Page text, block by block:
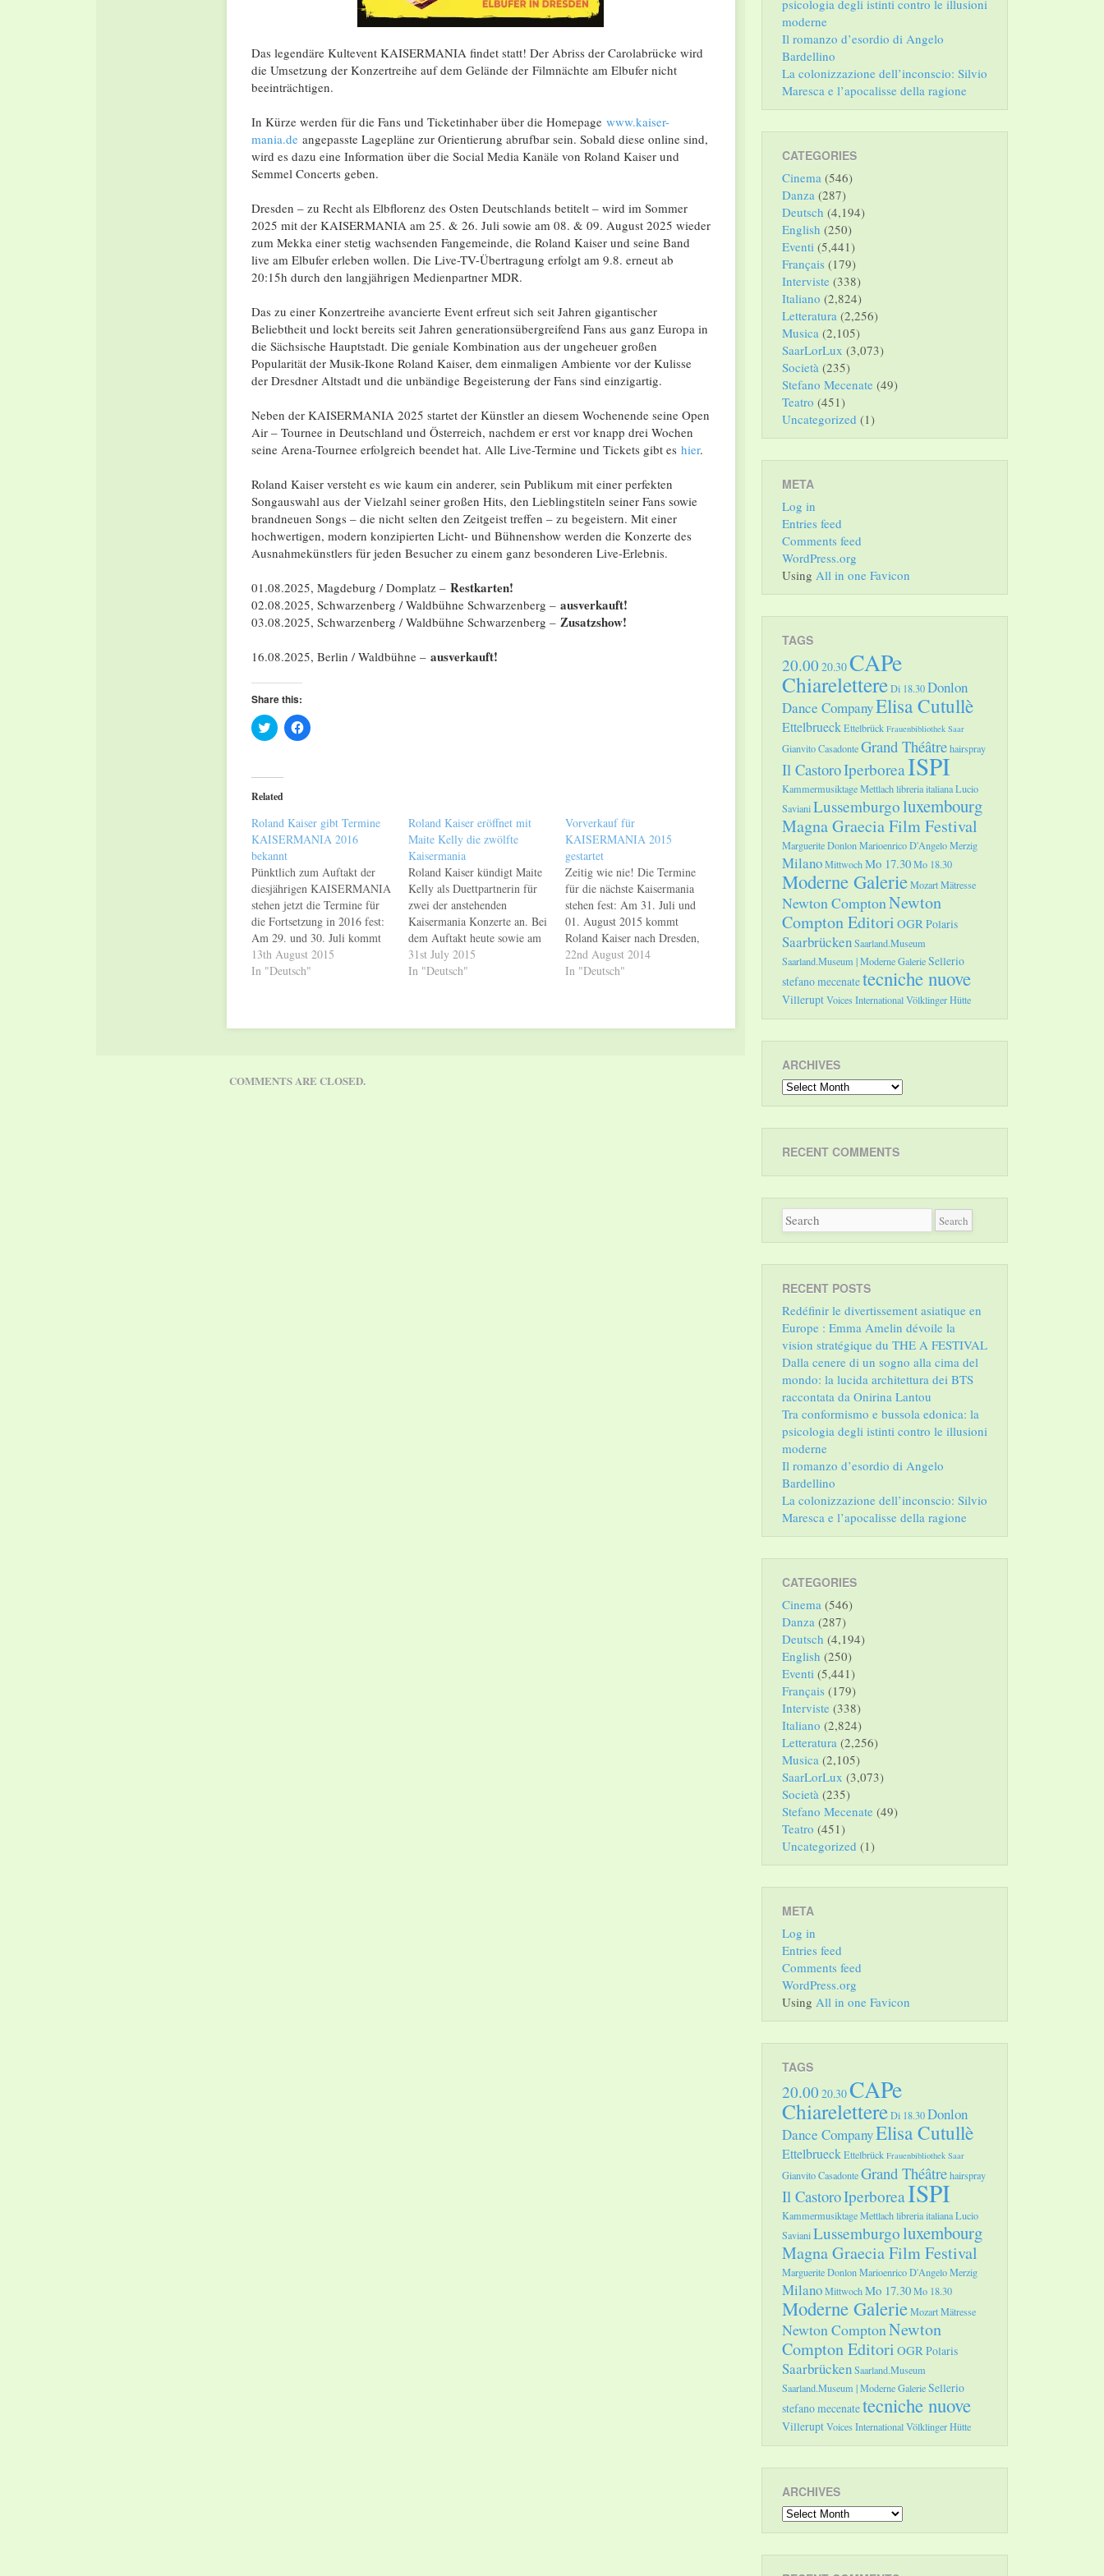
Das legendäre Kultevent KAISERMANIA findet statt! Der Abriss der Carolabrücke wird
die Umsetzung der Konzertreihe auf dem Gelände der Filmnächte am Elbufer nicht
beeinträchtigen.
In Kürze werden für die Fans und Ticketinhaber über die Homepage www.kaiser-
mania.deangepasste Lagepläne zur Orientierung abrufbar sein. Sobald diese online sind,
wird es dazu eine Information über die Social Media Kanäle von Roland Kaiser und
Semmel Concerts geben.
Dresden – zu Recht als Elbflorenz des Osten Deutschlands betitelt – wird im Sommer
2025 mit der KAISERMANIA am 25. & 26. Juli sowie am 08. & 09. August 2025 wieder
zum Mekka einer stetig wachsenden Fangemeinde, die Roland Kaiser und seine Band
live am Elbufer erleben wollen. Die Live-TV-Übertragung erfolgt am 9.8. erneut ab
20:15h durch den langjährigen Medienpartner MDR.
Das zu einer Konzertreihe avancierte Event erfreut sich seit Jahren gigantischer
Beliebtheit und lockt bereits seit Jahren generationsübergreifend Fans aus ganz Europa in
die Sächsische Hauptstadt. Die geniale Kombination aus der ungeheuer großen
Popularität der Musik-Ikone Roland Kaiser, dem einmaligen Ambiente vor der Kulisse
der Dresdner Altstadt und die unbändige Begeisterung der Fans sind einzigartig.
Neben der KAISERMANIA 2025 startet der Künstler an diesem Wochenende seine Open
Air – Tournee in Deutschland und Österreich, nachdem er erst vor knapp drei Wochen
seine Arena-Tournee erfolgreich beendet hat. Alle Live-Termine und Tickets gibt es hier.
Roland Kaiser versteht es wie kaum ein anderer, sein Publikum mit einer perfekten
Songauswahl aus der Vielzahl seiner großen Hits, den Lieblingstiteln seiner Fans sowie
brandneuen Songs – die nicht selten den Zeitgeist treffen – zu begeistern. Mit einer
hochwertigen, modern konzipierten Licht- und Bühnenshow werden die Konzerte des
Ausnahmekünstlers für jeden Besucher zu einem ganz besonderen Live-Erlebnis.
01.08.2025, Magdeburg / Domplatz – Restkarten!
02.08.2025, Schwarzenberg / Waldbühne Schwarzenberg – ausverkauft!
03.08.2025, Schwarzenberg / Waldbühne Schwarzenberg – Zusatzshow!
16.08.2025, Berlin / Waldbühne – ausverkauft!
Share this:
Click
to
(Opens
in
new
Click
to
Related
Roland Kaiser gibt Termine
KAISERMANIA 2016
bekannt
Pünktlich zum Auftakt der
diesjährigen KAISERMANIA
stehen jetzt die Termine für
die Fortsetzung in 2016 fest:
Am 29. und 30. Juli kommt
Roland Kaiser wieder mit
seiner Band nach Dresden,
13th August 2015
In "Deutsch"
Roland Kaiser eröffnet mit
Maite Kelly die zwölfte
Kaisermania
Roland Kaiser kündigt Maite
Kelly als Duettpartnerin für
zwei der anstehenden
Kaisermania Konzerte an. Bei
dem Auftakt heute sowie am
01.08.2015 wird Maite Kelly
für zwei Songs live mit
31st July 2015
In "Deutsch"
Vorverkauf für
KAISERMANIA 2015
gestartet
Zeitig wie nie! Die Termine
für die nächste Kaisermania
stehen fest: Am 31. Juli und
01. August 2015 kommt
Roland Kaiser nach Dresden,
um am Elbufer die größte
Kaiser-Party unter freiem
22nd August 2014
In "Deutsch"
COMMENTS ARE CLOSED.
psicologia degli istinti contro le illusioni
moderne
Il romanzo d’esordio di Angelo
Bardellino
La colonizzazione dell’inconscio: Silvio
Maresca e l’apocalisse della ragione
CATEGORIES
Cinema (546)
Danza (287)
Deutsch (4,194)
English (250)
Eventi (5,441)
Français (179)
Interviste (338)
Italiano (2,824)
Letteratura (2,256)
Musica (2,105)
SaarLorLux (3,073)
Società (235)
Stefano Mecenate (49)
Teatro (451)
Uncategorized (1)
META
Log in
Entries feed
Comments feed
WordPress.org
Using All in one Favicon
TAGS
20.00 20.30CAPe
ChiarelettereDi 18.30Donlon
Dance CompanyElisa Cutullè
EttelbrueckEttelbrück Frauenbibliothek Saar
Gianvito CasadonteGrand Théâtrehairspray
Il CastoroIperboreaISPI
Kammermusiktage Mettlachlibreria italianaLucio
SavianiLussemburgoluxembourg
Magna Graecia Film Festival
Marguerite DonlonMarioenrico D'AngeloMerzig
MilanoMittwochMo 17.30Mo 18.30
Moderne GalerieMozartMätresse
Newton ComptonNewton
Compton Editori OGRPolaris
SaarbrückenSaarland.Museum
Saarland.Museum | Moderne GalerieSellerio
stefano mecenatetecniche nuove
VilleruptVoices InternationalVölklinger Hütte
ARCHIVES
Archives
RECENT COMMENTS
RECENT POSTS
Redéfinir le divertissement asiatique en
Europe : Emma Amelin dévoile la
vision stratégique du THE A FESTIVAL
Dalla cenere di un sogno alla cima del
mondo: la lucida architettura dei BTS
raccontata da Onirina Lantou
Tra conformismo e bussola edonica: la
psicologia degli istinti contro le illusioni
moderne
Il romanzo d’esordio di Angelo
Bardellino
La colonizzazione dell’inconscio: Silvio
Maresca e l’apocalisse della ragione
CATEGORIES
Cinema (546)
Danza (287)
Deutsch (4,194)
English (250)
Eventi (5,441)
Français (179)
Interviste (338)
Italiano (2,824)
Letteratura (2,256)
Musica (2,105)
SaarLorLux (3,073)
Società (235)
Stefano Mecenate (49)
Teatro (451)
Uncategorized (1)
META
Log in
Entries feed
Comments feed
WordPress.org
Using All in one Favicon
TAGS
20.00 20.30CAPe
ChiarelettereDi 18.30Donlon
Dance CompanyElisa Cutullè
EttelbrueckEttelbrück Frauenbibliothek Saar
Gianvito CasadonteGrand Théâtrehairspray
Il CastoroIperboreaISPI
Kammermusiktage Mettlachlibreria italianaLucio
SavianiLussemburgoluxembourg
Magna Graecia Film Festival
Marguerite DonlonMarioenrico D'AngeloMerzig
MilanoMittwochMo 17.30Mo 18.30
Moderne GalerieMozartMätresse
Newton ComptonNewton
Compton Editori OGRPolaris
SaarbrückenSaarland.Museum
Saarland.Museum | Moderne GalerieSellerio
stefano mecenatetecniche nuove
VilleruptVoices InternationalVölklinger Hütte
ARCHIVES
Archives